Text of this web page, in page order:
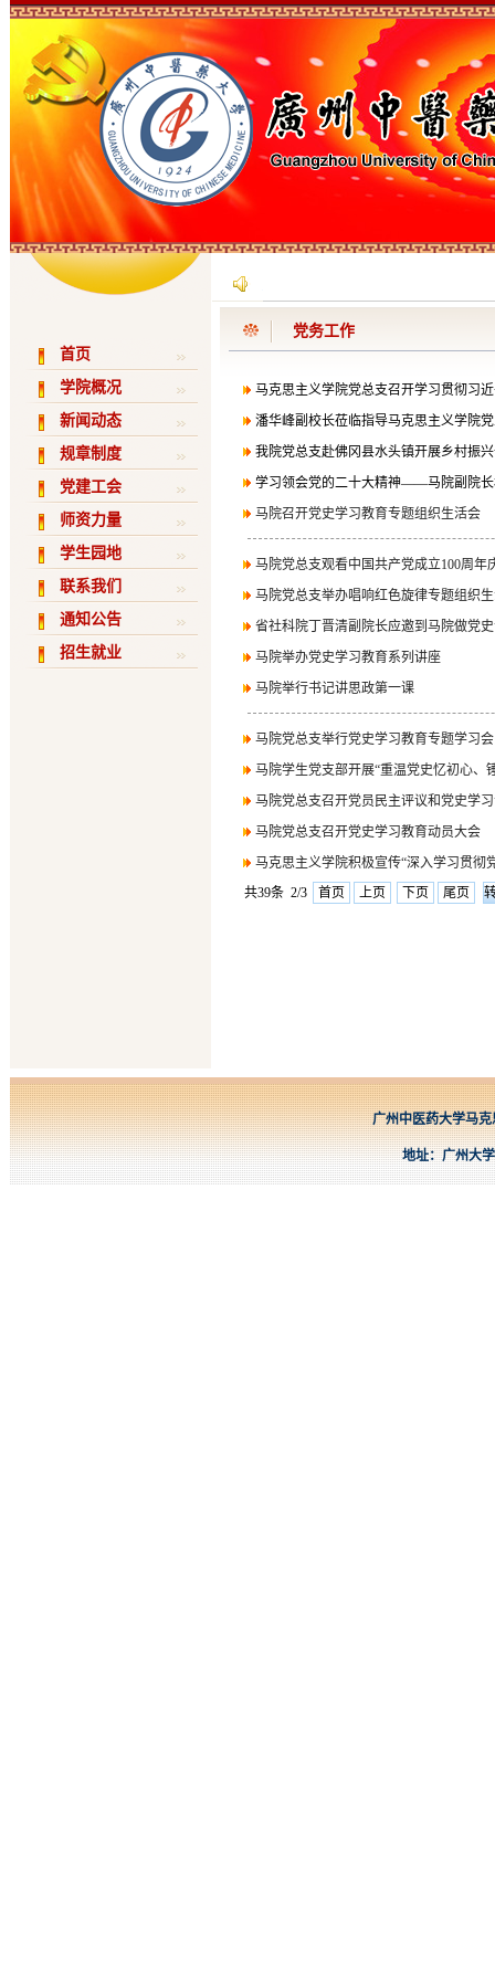
首页
学院概况
新闻动态
规章制度
党建工会
师资力量
学生园地
联系我们
通知公告
招生就业
党务工作
马克思主义学院党总支召开学习贯彻习
潘华峰副校长莅临指导马克思主义学院
我院党总支赴佛冈县水头镇开展乡村振
学习领会党的二十大精神——马院副院
马院召开党史学习教育专题组织生活会
马院党总支观看中国共产党成立100周年
马院党总支举办唱响红色旋律专题组织
省社科院丁晋清副院长应邀到马院做党
马院举办党史学习教育系列讲座
马院举行书记讲思政第一课
马院党总支举行党史学习教育专题学习会
马院学生党支部开展“重温党史忆初心、
马院党总支召开党员民主评议和党史学
马院党总支召开党史学习教育动员大会
马克思主义学院积极宣传“深入学习贯彻
共39条 2/3
首页 上页 下页 尾页
广州中医药大学马
地址：广州大